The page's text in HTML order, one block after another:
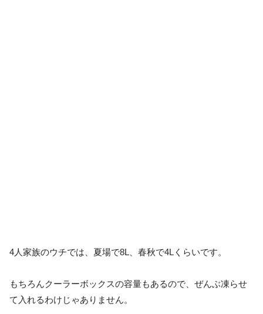
4人家族のウチでは、夏場で8L、春秋で4Lくらいです。
もちろんクーラーボックスの容量もあるので、ぜんぶ凍らせ
て入れるわけじゃありません。